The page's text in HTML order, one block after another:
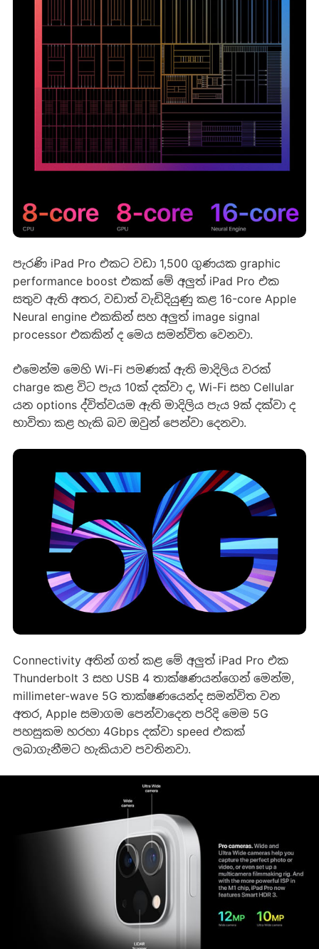
පැරණි iPad Pro එකට වඩා 1,500 ගුණයක graphic
performance boost එකක් මේ අලුත් iPad Pro එක
සතුව ඇති අතර, වඩාත් වැඩිදියුණු කළ 16-core Apple
Neural engine එකකින් සහ අලුත් image signal
processor එකකින් ද මෙය සමන්විත වෙනවා.
එමෙන්ම මෙහි Wi-Fi පමණක් ඇති මාදිලිය වරක්
charge කළ විට පැය 10ක් දක්වා ද, Wi-Fi සහ Cellular
යන options ද්විත්වයම ඇති මාදිලිය පැය 9ක් දක්වා ද
භාවිතා කළ හැකි බව ඔවුන් පෙන්වා දෙනවා.
‍Connectivity අතින් ගත් කළ මේ අලුත් iPad Pro එක
Thunderbolt 3 සහ USB 4 තාක්ෂණයන්ගෙන් මෙන්ම,
millimeter-wave 5G තාක්ෂණයෙන්ද සමන්විත වන
අතර, Apple සමාගම පෙන්වාදෙන පරිදි මෙම 5G
පහසුකම හරහා 4Gbps දක්වා speed එකක්
ලබාගැනීමට හැකියාව පවතිනවා.